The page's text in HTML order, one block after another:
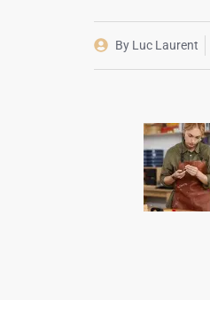
ByLuc Laurent